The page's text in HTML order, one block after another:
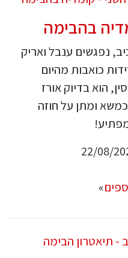
בהבימה
נפגשים ענבל ואריק
כואבות מהיום
הוא בדיוק אורז
ומתן על חוזה
»